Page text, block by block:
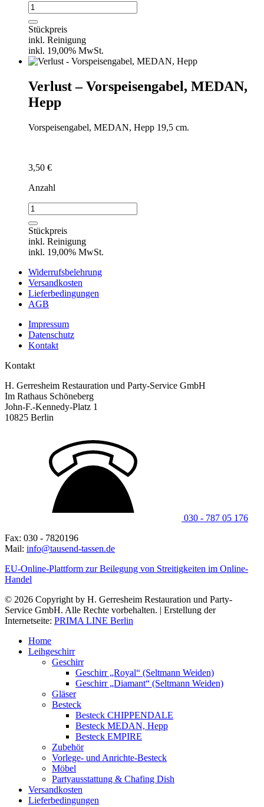
Verlust
-
Dessertlöffel,
MEDAN,
Hepp
Menge
Stückpreis
inkl. Reinigung
inkl. 19,00% MwSt.
Verlust – Vorspeisengabel, MEDAN,
Hepp
Vorspeisengabel, MEDAN, Hepp 19,5 cm.
3,50 €
Anzahl
Verlust
-
Vorspeisengabel,
MEDAN,
Hepp
Stückpreis
inkl. Reinigung
inkl. 19,00% MwSt.
Widerrufsbelehrung
Versandkosten
Lieferbedingungen
AGB
Impressum
Datenschutz
Kontakt
Kontakt
H. Gerresheim Restauration und Party-Service GmbH
Im Rathaus Schöneberg
John-F.-Kennedy-Platz 1
10825 Berlin
030 - 787 05 176
Fax: 030 - 7820196
Mail: info@tausend-tassen.de
EU-Online-Plattform zur Beilegung von Streitigkeiten im Online-
Handel
© 2026 Copyright by H. Gerresheim Restauration und Party-
Service GmbH. Alle Rechte vorbehalten. | Erstellung der
Internetseite: PRIMA LINE Berlin
Home
Leihgeschirr
Geschirr
Geschirr „Royal“ (Seltmann Weiden)
Geschirr „Diamant“ (Seltmann Weiden)
Gläser
Besteck
Besteck CHIPPENDALE
Besteck MEDAN, Hepp
Besteck EMPIRE
Zubehör
Vorlege- und Anrichte-Besteck
Möbel
Partyausstattung & Chafing Dish
Versandkosten
Lieferbedingungen